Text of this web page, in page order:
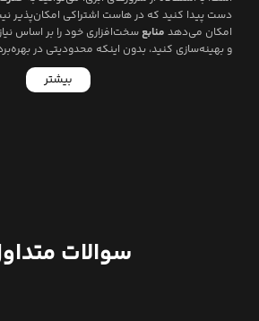
دست پیدا کنید که در هاست اشتراکی امکان‌پذیر
امکان می‌دهد منابعسخت‌افزاری خود را بر اساس
و بهینه‌سازی کنید، بدون اینکه محدودیتی در
بیشتر
سوالات